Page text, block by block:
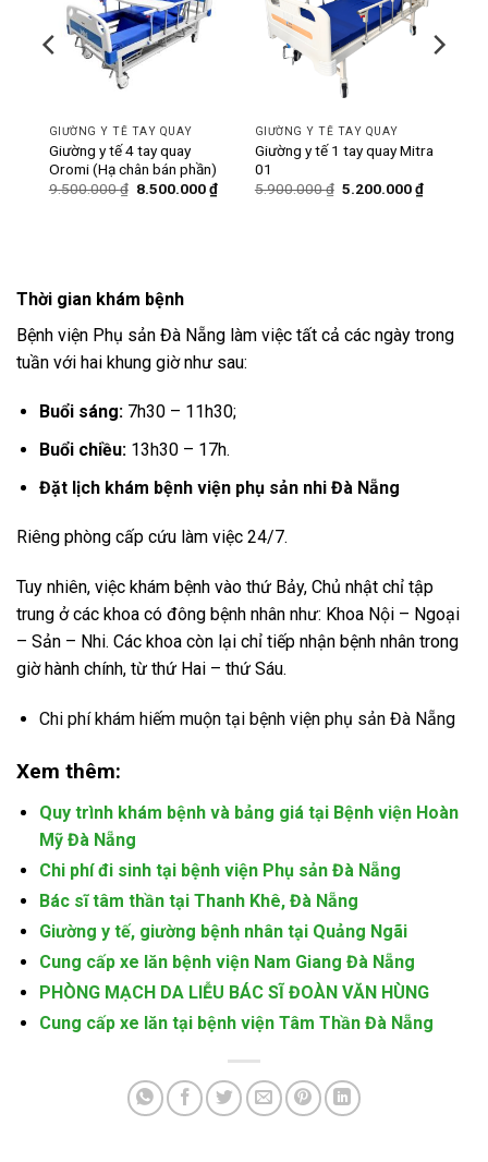
GIƯỜNG Y TẾ TAY QUAY
Giường y tế 4 tay quay
Oromi (Hạ chân bán phần)
9.500.000₫ Giá
8.500.000₫Giá
hiện
GIƯỜNG Y TẾ TAY QUAY
Giường y tế 1 tay quay Mitra
01
5.900.000₫ Giá
5.200.000₫Giá
hiện
Thời gian khám bệnh
Bệnh viện Phụ sản Đà Nẵng làm việc tất cả các ngày trong
tuần với hai khung giờ như sau:
Buổi sáng:7h30 – 11h30;
Buổi chiều:13h30 – 17h.
Đặt lịch khám bệnh viện phụ sản nhi Đà Nẵng
Riêng phòng cấp cứu làm việc 24/7.
Tuy nhiên, việc khám bệnh vào thứ Bảy, Chủ nhật chỉ tập
trung ở các khoa có đông bệnh nhân như: Khoa Nội – Ngoại
– Sản – Nhi. Các khoa còn lại chỉ tiếp nhận bệnh nhân trong
giờ hành chính, từ thứ Hai – thứ Sáu.
Chi phí khám hiếm muộn tại bệnh viện phụ sản Đà Nẵng
Xem thêm:
Quy trình khám bệnh và bảng giá tại Bệnh viện Hoàn
Mỹ Đà Nẵng
Chi phí đi sinh tại bệnh viện Phụ sản Đà Nẵng
Bác sĩ tâm thần tại Thanh Khê, Đà Nẵng
Giường y tế, giường bệnh nhân tại Quảng Ngãi
Cung cấp xe lăn bệnh viện Nam Giang Đà Nẵng
PHÒNG MẠCH DA LIỄU BÁC SĨ ĐOÀN VĂN HÙNG
Cung cấp xe lăn tại bệnh viện Tâm Thần Đà Nẵng